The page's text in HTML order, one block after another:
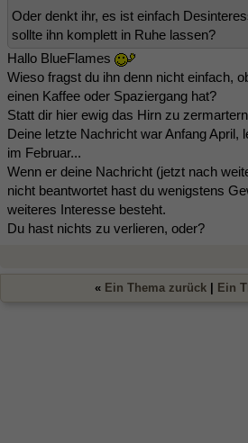
Oder denkt ihr, es ist einfach
sollte ihn komplett in Ruhe lassen?
Hallo BlueFlames
Wieso fragst du ihn denn nicht einfach,
einen Kaffee oder Spaziergang hat?
Statt dir hier ewig das Hirn zu
Deine letzte Nachricht war Anfang April,
im Februar...
Wenn er deine Nachricht (jetzt nach
nicht beantwortet hast du wenigstens
weiteres Interesse besteht.
Du hast nichts zu verlieren, oder?
« Ein Thema zurück Ein